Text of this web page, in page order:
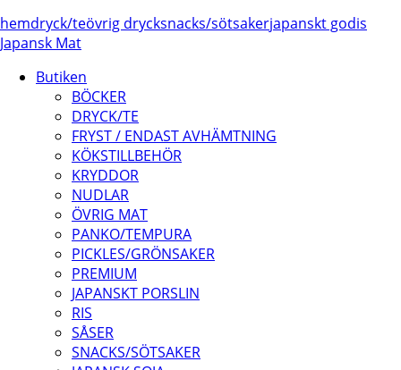
hemdryck/teövrig drycksnacks/sötsakerjapanskt godis
Japansk Mat
Butiken
BÖCKER
DRYCK/TE
FRYST / ENDAST AVHÄMTNING
KÖKSTILLBEHÖR
KRYDDOR
NUDLAR
ÖVRIG MAT
PANKO/TEMPURA
PICKLES/GRÖNSAKER
PREMIUM
JAPANSKT PORSLIN
RIS
SÅSER
SNACKS/SÖTSAKER